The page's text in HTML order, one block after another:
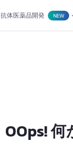
抗体医薬品開発 NEW
OOps!